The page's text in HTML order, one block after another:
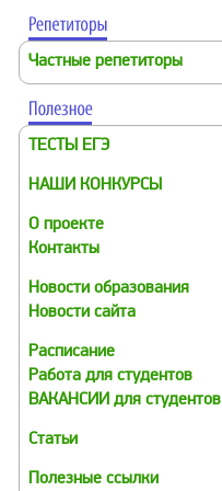
Частные репетиторы
ТЕСТЫ ЕГЭ
НАШИ КОНКУРСЫ
О проекте
Контакты
Новости образования
Новости сайта
Расписание
Работа для студентов
ВАКАНСИИ для студентов
Статьи
Полезные ссылки